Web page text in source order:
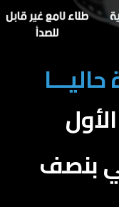
بنصف